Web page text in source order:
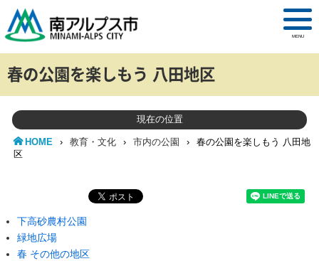
MENU
春の公園を楽しもう 八田地区
現在の位置
HOME › 教育・文化 › 市内の公園 ›
春の公園を楽しもう 八田地
区
下高砂農村公園
緑地広場
春 その他の地区